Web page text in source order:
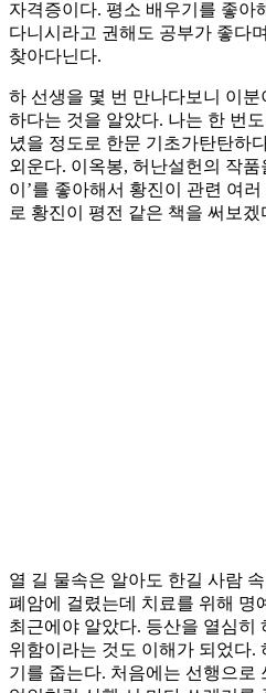
자격증이다. 평소 배우기를 좋아
다니시라고 권해도 공부가 좋다
찾아다닌다.
하 선생을 몇 번 만나다보니 이
하다는 것을 알았다. 나는 한 번
녔을 정도로 한문 기초가탄탄하
외운다. 이옥봉, 허난설헌의 작품
이’를 좋아해서 황진이 관련 여
로 황진이 평전 같은 책을 써보
열 길 물속은 알아도 한길 사람
폐암에 걸렸는데 치료를 위해 명
최근에야 알았다. 등산을 열심히
위함이라는 것도 이해가 되었다.
기를 줍는다. 처음에는 선행으로